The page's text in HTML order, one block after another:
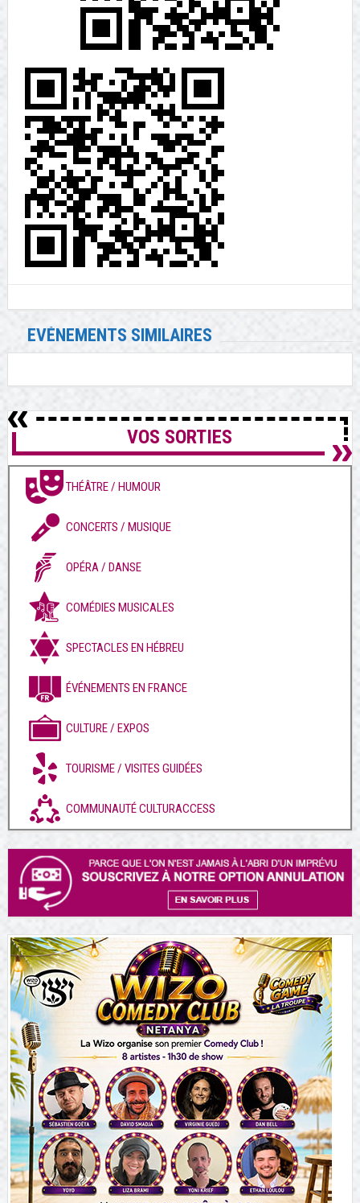
EVÉNEMENTS SIMILAIRES
VOS SORTIES
THÉÂTRE / HUMOUR
CONCERTS / MUSIQUE
OPÉRA / DANSE
COMÉDIES MUSICALES
SPECTACLES EN HÉBREU
ÉVÉNEMENTS EN FRANCE
CULTURE / EXPOS
TOURISME / VISITES GUIDÉES
COMMUNAUTÉ CULTURACCESS